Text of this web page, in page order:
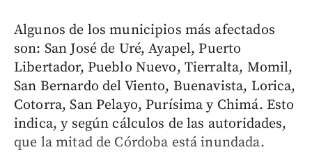
Algunos de los municipios más afectados
son: San José de Uré, Ayapel, Puerto
Libertador, Pueblo Nuevo, Tierralta, Momil,
San Bernardo del Viento, Buenavista, Lorica,
Cotorra, San Pelayo, Purísima y Chimá. Esto
indica, y según cálculos de las autoridades,
que la mitad de Córdoba está inundada.